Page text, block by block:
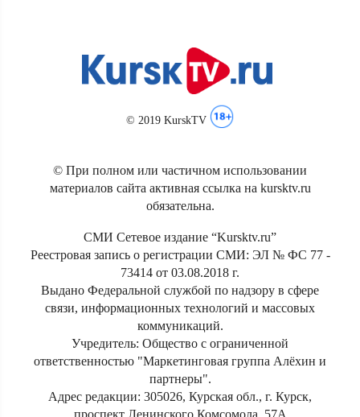
© 2019 KurskTV
© При полном или частичном использовании
материалов сайта активная ссылка на kursktv.ru
обязательна.
СМИ Сетевое издание “Kursktv.ru”
Реестровая запись о регистрации СМИ: ЭЛ № ФС 77 -
73414 от 03.08.2018 г.
Выдано Федеральной службой по надзору в сфере
связи, информационных технологий и массовых
коммуникаций.
Учредитель: Общество с ограниченной
ответственностью "Маркетинговая группа Алёхин и
партнеры".
Адрес редакции: 305026, Курская обл., г. Курск,